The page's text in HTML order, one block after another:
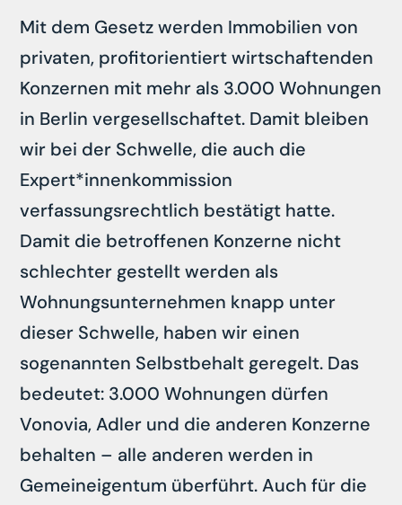
Mit dem Gesetz werden Immobilien von
privaten, profitorientiert wirtschaftenden
Konzernen mit mehr als 3.000 Wohnungen
in Berlin vergesellschaftet. Damit bleiben
wir bei der Schwelle, die auch die
Expert*innenkommission
verfassungsrechtlich bestätigt hatte.
Damit die betroffenen Konzerne nicht
schlechter gestellt werden als
Wohnungsunternehmen knapp unter
dieser Schwelle, haben wir einen
sogenannten Selbstbehalt geregelt. Das
bedeutet: 3.000 Wohnungen dürfen
Vonovia, Adler und die anderen Konzerne
behalten – alle anderen werden in
Gemeineigentum überführt. Auch für die